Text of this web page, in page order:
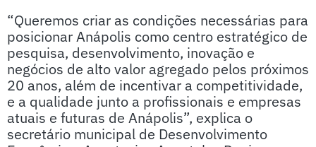
“Queremos criar as condições necessárias para
posicionar Anápolis como centro estratégico de
pesquisa, desenvolvimento, inovação e
negócios de alto valor agregado pelos próximos
20 anos, além de incentivar a competitividade,
e a qualidade junto a profissionais e empresas
atuais e futuras de Anápolis”, explica o
secretário municipal de Desenvolvimento